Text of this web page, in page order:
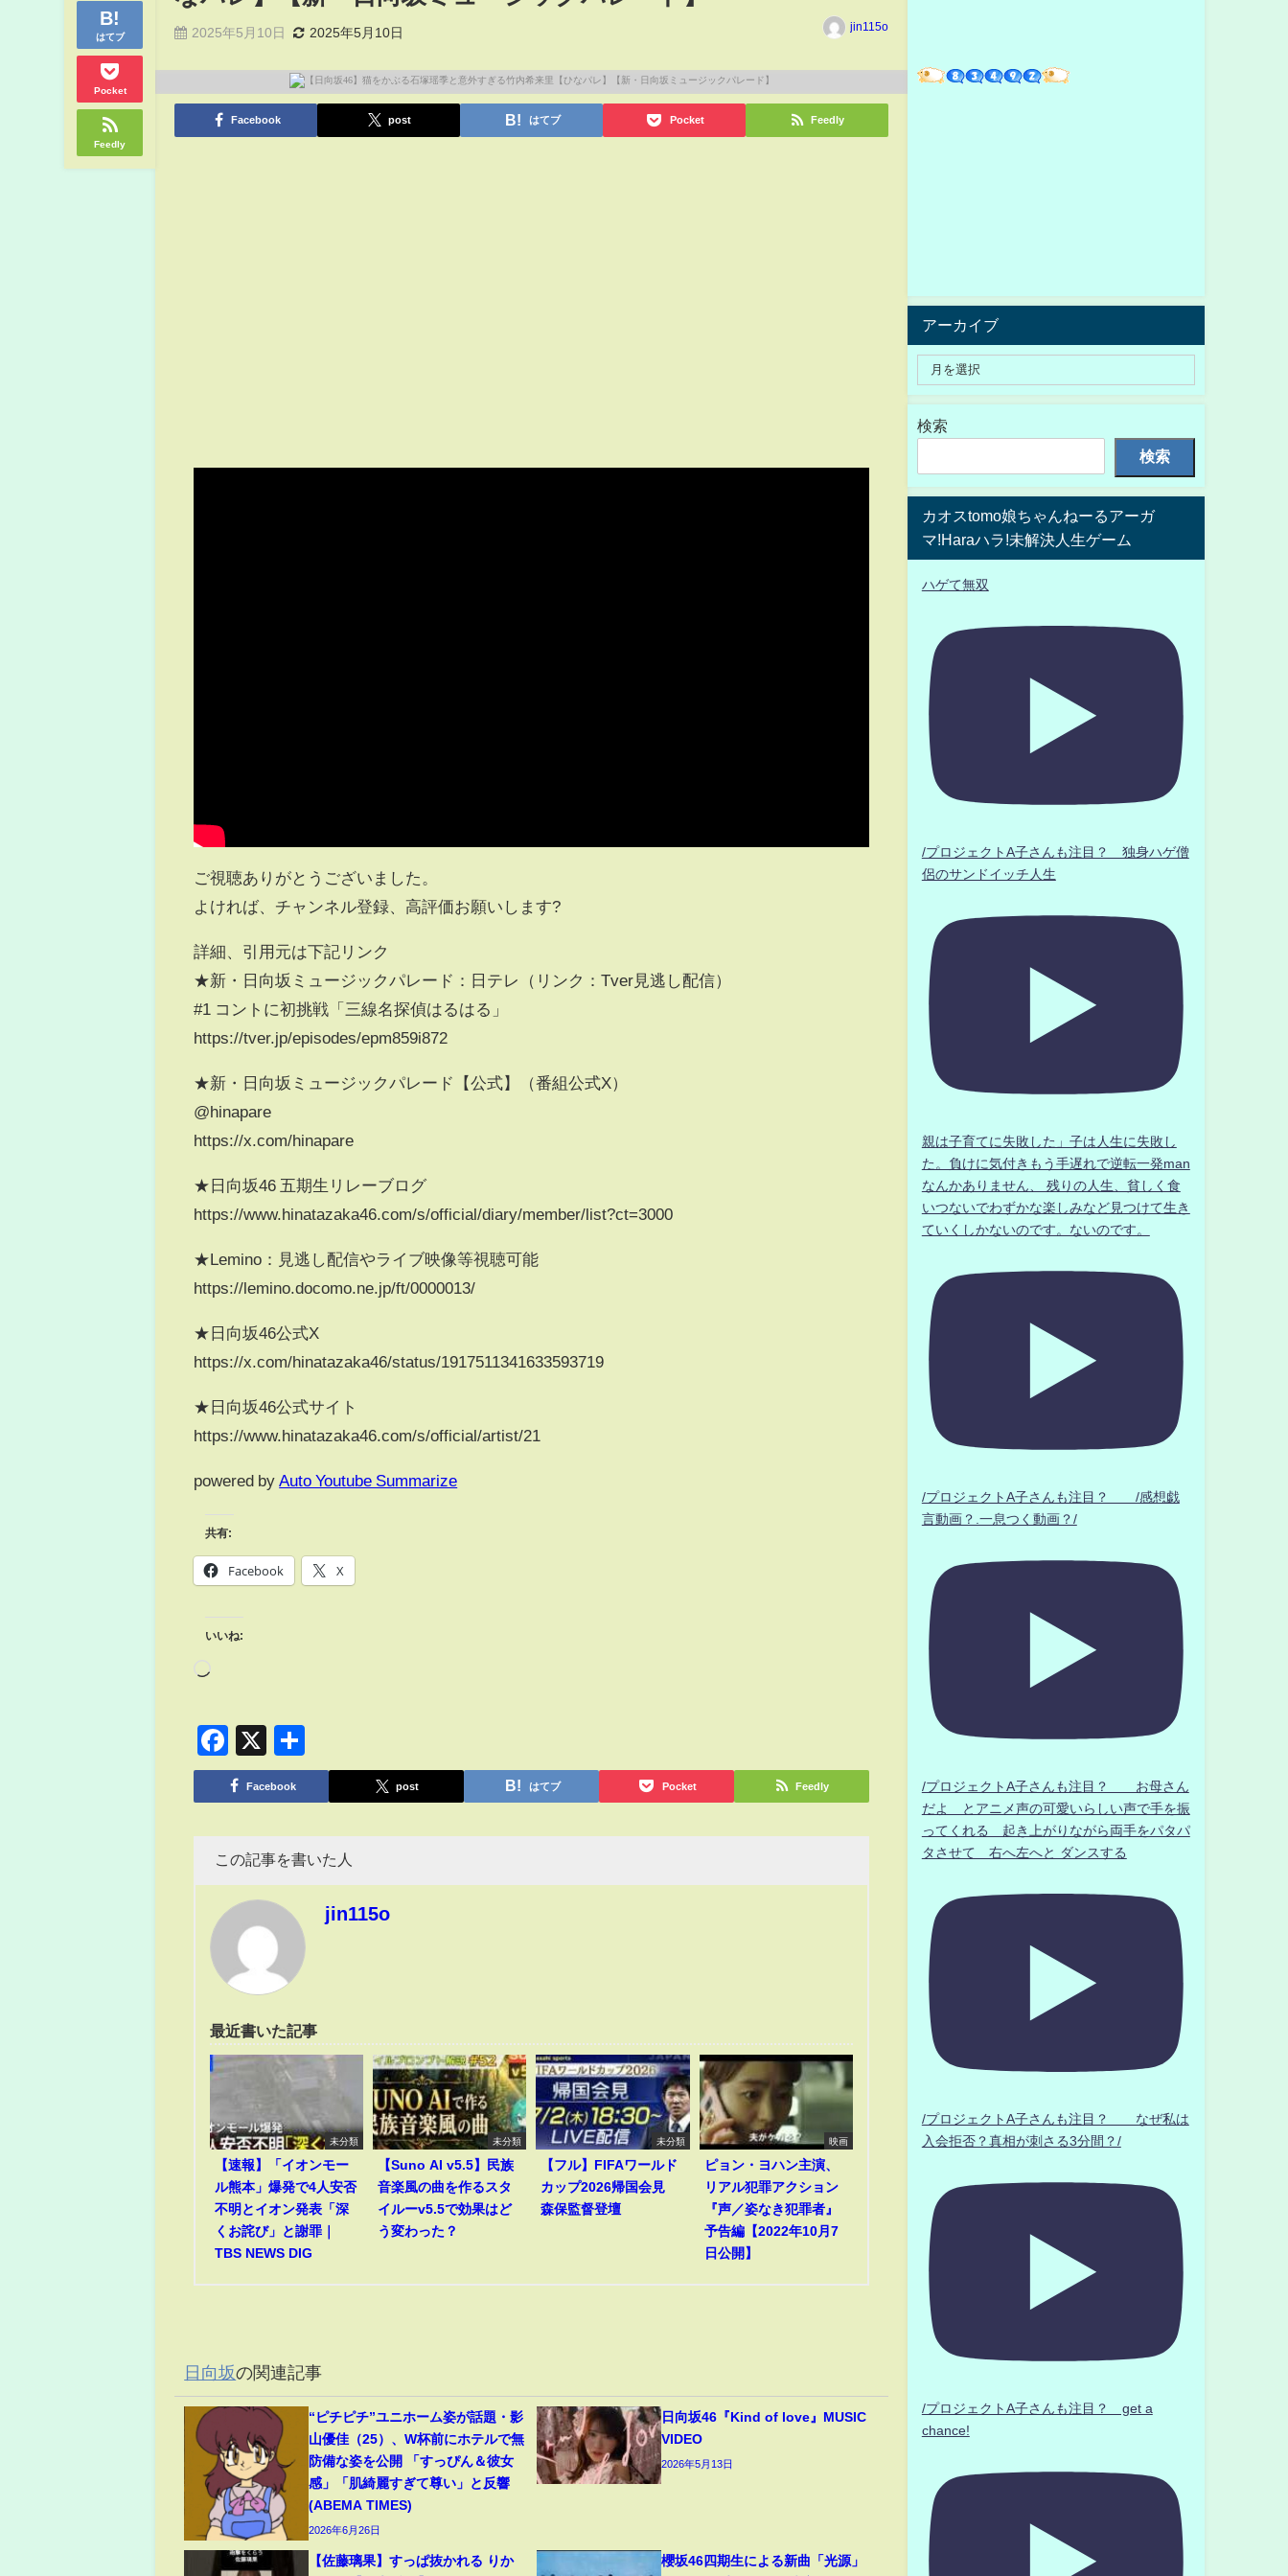
はてブ
Pocket
Feedly
2025年5月10日 2025年5月10日 jin115o
Facebook post はてブ Pocket Feedly
ご視聴ありがとうございました。
よければ、チャンネル登録、高評価お願いします?
詳細、引用元は下記リンク
★新・日向坂ミュージックパレード：日テレ（リンク：Tver見逃し配信）
#1 コントに初挑戦「三線名探偵はるはる」
https://tver.jp/episodes/epm859i872
★新・日向坂ミュージックパレード【公式】（番組公式X）
@hinapare
https://x.com/hinapare
★日向坂46 五期生リレーブログ
https://www.hinatazaka46.com/s/official/diary/member/list?ct=3000
★Lemino：見逃し配信やライブ映像等視聴可能
https://lemino.docomo.ne.jp/ft/0000013/
★日向坂46公式X
https://x.com/hinatazaka46/status/1917511341633593719
★日向坂46公式サイト
https://www.hinatazaka46.com/s/official/artist/21
powered by Auto Youtube Summarize
共有:
Facebook X
いいね:
Facebook
X
有
Facebook post はてブ Pocket Feedly
この記事を書いた人
jin115o
最近書いた記事
未分類
【速報】「イオンモー
ル熊本」爆発で4人安否
不明とイオン発表「深
くお詫び」と謝罪｜
TBS NEWS DIG
未分類
【Suno AI v5.5】民族
音楽風の曲を作るスタ
イルーv5.5で効果はど
う変わった？
未分類
【フル】FIFAワールド
カップ2026帰国会見
森保監督登壇
映画
ピョン・ヨハン主演、
リアル犯罪アクション
『声／姿なき犯罪者』
予告編【2022年10月7
日公開】
日向坂の関連記事
“ピチピチ”ユニホーム姿が話題・影
山優佳（25）、W杯前にホテルで無
防備な姿を公開 「すっぴん＆彼女
感」「肌綺麗すぎて尊い」と反響
(ABEMA TIMES)
2026年6月26日
日向坂46『Kind of love』MUSIC
VIDEO
2026年5月13日
【佐藤璃果】すっぱ抜かれる りか 櫻坂46四期生による新曲「光源」
アーカイブ
検索
検索
カオスtomo娘ちゃんねーるアーガ
マ!Haraハラ!未解決人生ゲーム
ハゲて無双
/プロジェクトA子さんも注目？ 独身ハゲ僧
侶のサンドイッチ人生
親は子育てに失敗した」子は人生に失敗し
た。負けに気付きもう手遅れで逆転一発man
なんかありません、 残りの人生、貧しく食
いつないでわずかな楽しみなど見つけて生き
ていくしかないのです。ないのです。
/プロジェクトA子さんも注目？ /感想戯
言動画？.一息つく動画？/
/プロジェクトA子さんも注目？ お母さん
だよ とアニメ声の可愛いらしい声で手を振
ってくれる 起き上がりながら両手をパタパ
タさせて 右へ左へと ダンスする
/プロジェクトA子さんも注目？ なぜ私は
入会拒否？真相が刺さる3分間？/
/プロジェクトA子さんも注目？ get a
chance!